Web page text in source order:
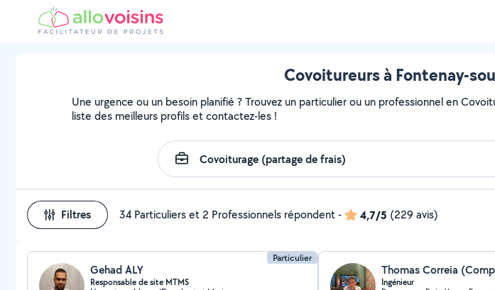
Covoitureurs à Fontenay-
Une urgence ou un besoin planifié ? Trouvez un particulier ou un professionnel en
liste des meilleurs profils et contactez-les !
Filtres 34 Particuliers et 2 Professionnels répondent- 4,7/5 (229 avis)
Particulier
Gehad ALY
Responsable de site MTMS Ingénieur